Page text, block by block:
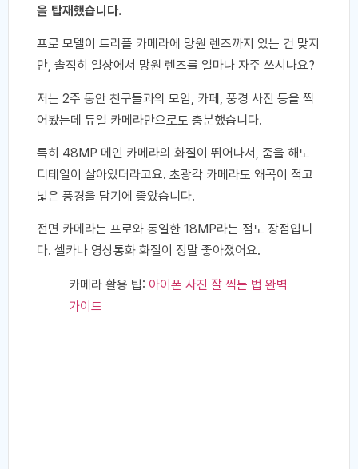
을 탑재했습니다.
프로 모델이 트리플 카메라에 망원 렌즈까지 있는 건 맞지
만, 솔직히 일상에서 망원 렌즈를 얼마나 자주 쓰시나요?
저는 2주 동안 친구들과의 모임, 카페, 풍경 사진 등을 찍
어봤는데 듀얼 카메라만으로도 충분했습니다.
특히 48MP 메인 카메라의 화질이 뛰어나서, 줌을 해도
디테일이 살아있더라고요. 초광각 카메라도 왜곡이 적고
넓은 풍경을 담기에 좋았습니다.
전면 카메라는 프로와 동일한 18MP라는 점도 장점입니
다. 셀카나 영상통화 화질이 정말 좋아졌어요.
카메라 활용 팁: 아이폰 사진 잘 찍는 법 완벽
가이드